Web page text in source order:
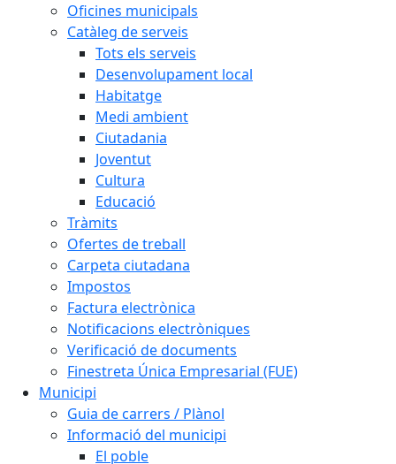
Oficines municipals
Catàleg de serveis
Tots els serveis
Desenvolupament local
Habitatge
Medi ambient
Ciutadania
Joventut
Cultura
Educació
Tràmits
Ofertes de treball
Carpeta ciutadana
Impostos
Factura electrònica
Notificacions electròniques
Verificació de documents
Finestreta Única Empresarial (FUE)
Municipi
Guia de carrers / Plànol
Informació del municipi
El poble